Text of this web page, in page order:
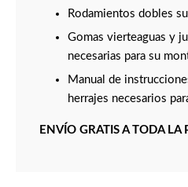
Rodamientos dobles
Gomas vierteaguas y
necesarias para su
Manual de
herrajes necesarios
ENVÍO GRATIS A TODA LA